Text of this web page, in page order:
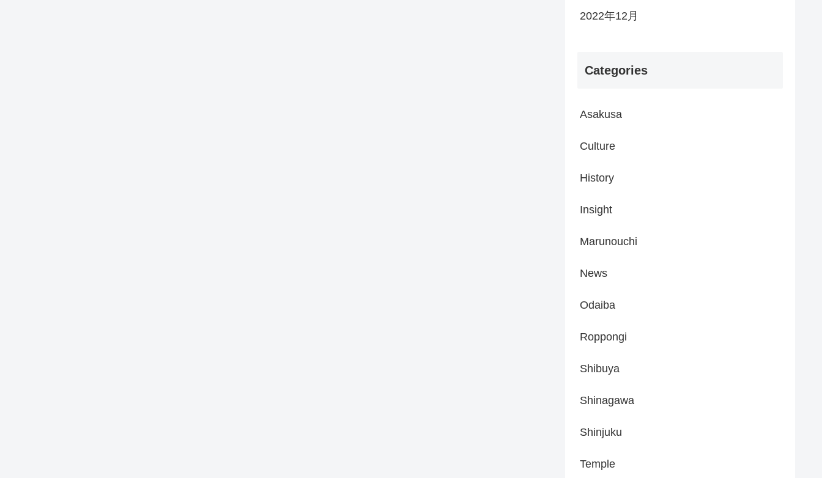
2022年12月
Categories
Asakusa
Culture
History
Insight
Marunouchi
News
Odaiba
Roppongi
Shibuya
Shinagawa
Shinjuku
Temple